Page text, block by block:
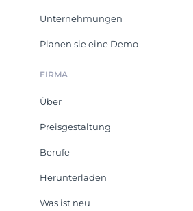
Unternehmungen
Planen sie eine Demo
FIRMA
Über
Preisgestaltung
Berufe
Herunterladen
Was ist neu